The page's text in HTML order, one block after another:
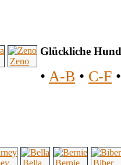
Zeno
Glückliche
• A-B • C-F •
Bella Bernie Biber